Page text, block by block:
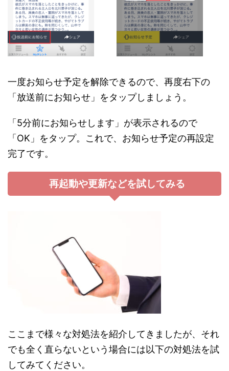
一度お知らせ予定を解除できるので、再度右下の
「放送前にお知らせ」をタップしましょう。
「5分前にお知らせします」が表示されるので
「OK」をタップ。これで、お知らせ予定の再設定
完了です。
再起動や更新などを試してみる
ここまで様々な対処法を紹介してきましたが、それ
でも全く直らないという場合には以下の対処法を試
してみてください。